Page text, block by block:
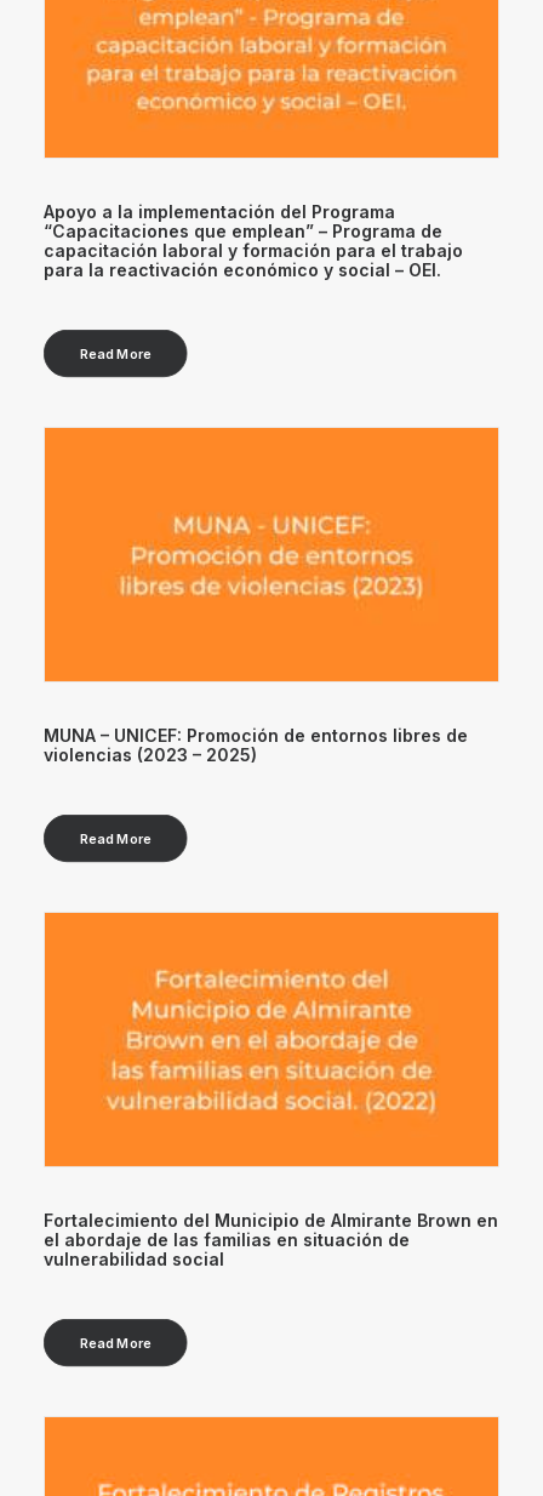
Apoyo a la implementación del Programa
“Capacitaciones que emplean” – Programa de
capacitación laboral y formación para el trabajo
para la reactivación económico y social – OEI.
Read More
MUNA – UNICEF: Promoción de entornos libres de
violencias (2023 – 2025)
Read More
Fortalecimiento del Municipio de Almirante Brown en
el abordaje de las familias en situación de
vulnerabilidad social
Read More